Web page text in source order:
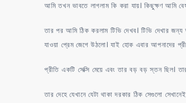
আমি তখন ভাবতে লাগলাম কি করা যায়। কিছুক্ষণ আমি
তার পর আমি ঠিক করলাম টিভি দেখব। টিভি দেখার
যাওয়া প্রেম জেগে উঠলো। যাই হোক এবার আপনাদের
প্রীতি একটি সেক্সি মেয়ে এবং তার বড় বড় স্তন ছিল।
তার দেহে যেখানে যেটা থাকা দরকার ঠিক সেগুলো